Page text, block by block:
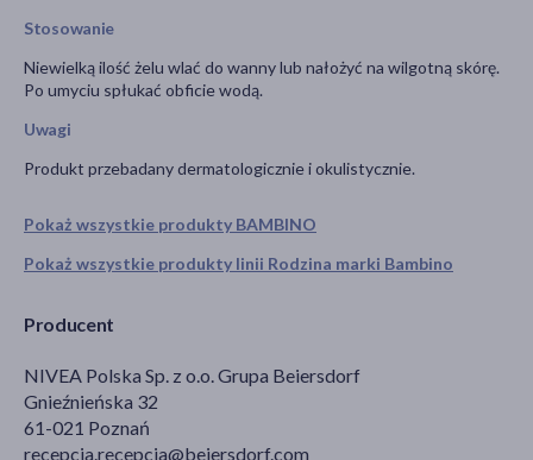
Pokaż wszystkie produkty BAMBINO
Pokaż wszystkie produkty linii Rodzina marki Bambino
Producent
NIVEA Polska Sp. z o.o. Grupa Beiersdorf
Gnieźnieńska 32
61-021 Poznań
recepcja.recepcja@beiersdorf.com
Stosowanie
Niewielką ilość żelu wlać do wanny lub nałożyć na wilgotną skórę.
Po umyciu spłukać obficie wodą.
Uwagi
Produkt przebadany dermatologicznie i okulistycznie.